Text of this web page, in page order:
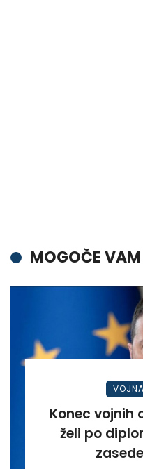
MOGOČE
Konec vojnih
želi po